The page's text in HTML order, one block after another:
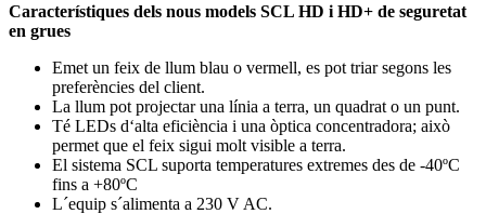
Característiques dels nous models SCL HD i HD+ de seguretat
en grues
Emet un feix de llum blau o vermell, es pot triar segons les
preferències del client.
La llum pot projectar una línia a terra, un quadrat o un punt.
Té LEDs dʻalta eficiència i una òptica concentradora; això
permet que el feix sigui molt visible a terra.
El sistema SCL suporta temperatures extremes des de -40ºC
fins a +80ºC
L´equip s´alimenta a 230 V AC.